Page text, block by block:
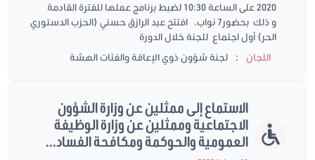
2020 على الساعة 10:30 لضبط برنامج عملها للفترة القادمة
و ذلك بحضور7 نواب. افتتح عبد الرازق حسني (الحزب الدستوري
الحر) أول اجتماع للجنة خلال الدورة
اللجان : لجنة شؤون ذوي الإعاقة والفئات الهشة
الاستماع إلى ممثلين عن وزارة الشؤون
الاجتماعية وممثلين عن وزارة الوظيفة
العمومية والحوكمة ومكافحة الفساد...